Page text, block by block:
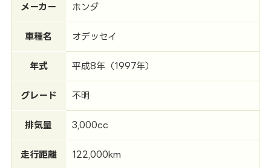
メーカー ホンダ
車種名 オデッセイ
年式 平成8年（1997年）
グレード 不明
排気量 3,000cc
走行距離 122,000km